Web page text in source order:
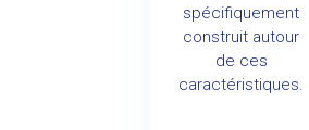
spécifiquement
construit autour
de ces
caractéristiques.